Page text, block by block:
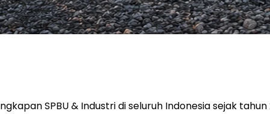
SPBU & Industri di seluruh Indonesia sejak tahun